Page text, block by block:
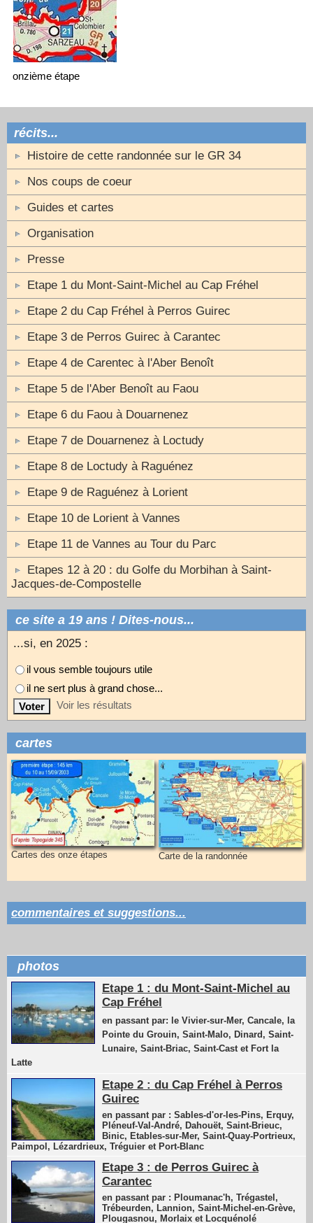
récits...
Histoire de cette randonnée sur le GR 34
Nos coups de coeur
Guides et cartes
Organisation
Presse
Etape 1 du Mont-Saint-Michel au Cap Fréhel
Etape 2 du Cap Fréhel à Perros Guirec
Etape 3 de Perros Guirec à Carantec
Etape 4 de Carentec à l'Aber Benoît
Etape 5 de l'Aber Benoît au Faou
Etape 6 du Faou à Douarnenez
Etape 7 de Douarnenez à Loctudy
Etape 8 de Loctudy à Raguénez
Etape 9 de Raguénez à Lorient
Etape 10 de Lorient à Vannes
Etape 11 de Vannes au Tour du Parc
Etapes 12 à 20 : du Golfe du Morbihan à Saint-
Jacques-de-Compostelle
ce site a 19 ans ! Dites-nous...
...si, en 2025 :
il vous semble toujours utile
il ne sert plus à grand chose...
Voir les résultats
cartes
Cartes des onze étapes Carte de la randonnée
commentaires et suggestions...
photos
Etape 1 : du Mont-Saint-Michel au
Cap Fréhel
en passant par: le Vivier-sur-Mer, Cancale, la
Pointe du Grouin, Saint-Malo, Dinard, Saint-
Lunaire, Saint-Briac, Saint-Cast et Fort la
Latte
Etape 2 : du Cap Fréhel à Perros
Guirec
en passant par : Sables-d'or-les-Pins, Erquy,
Pléneuf-Val-André, Dahouët, Saint-Brieuc,
Binic, Etables-sur-Mer, Saint-Quay-Portrieux,
Paimpol, Lézardrieux, Tréguier et Port-Blanc
Etape 3 : de Perros Guirec à
Carantec
en passant par : Ploumanac'h, Trégastel,
Trébeurden, Lannion, Saint-Michel-en-Grève,
Plougasnou, Morlaix et Locquénolé
onzième étape